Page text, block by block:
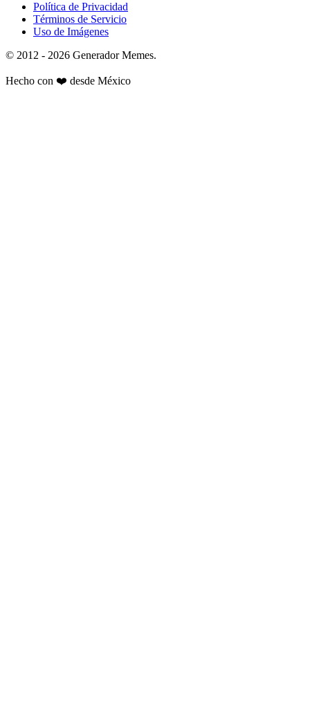
Política de Privacidad
Términos de Servicio
Uso de Imágenes
© 2012 - 2026 Generador Memes.
Hecho con ❤️ desde México